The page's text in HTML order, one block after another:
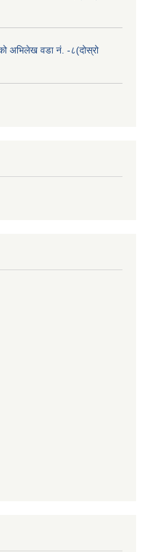
अभिलेख वडा नं. -८(दोस्रो